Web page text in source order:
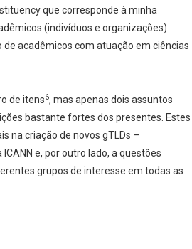
que corresponde à minha
(indivíduos e organizações)
acadêmicos com atuação em ciências
de itens6, mas apenas dois assuntos
bastante fortes dos presentes. Estes
na criação de novos gTLDs –
e, por outro lado, a questões
grupos de interesse em todas as